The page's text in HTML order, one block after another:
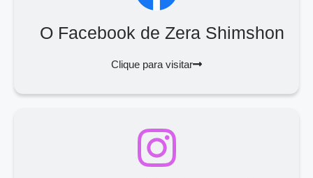
O Facebook de Zera Shimshon
Clique para visitar